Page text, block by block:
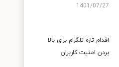
1401/07/27
اقدام تازه تلگرام برای بالا
بردن امنیت کاربران